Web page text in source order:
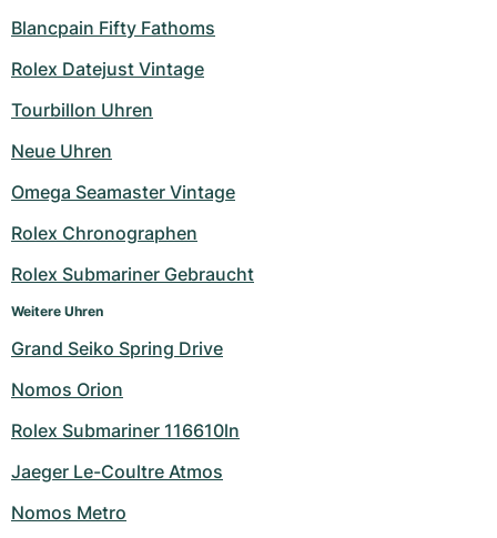
Blancpain Fifty Fathoms
Rolex Datejust Vintage
Tourbillon Uhren
Neue Uhren
Omega Seamaster Vintage
Rolex Chronographen
Rolex Submariner Gebraucht
Weitere Uhren
Grand Seiko Spring Drive
Nomos Orion
Rolex Submariner 116610ln
Jaeger Le-Coultre Atmos
Nomos Metro